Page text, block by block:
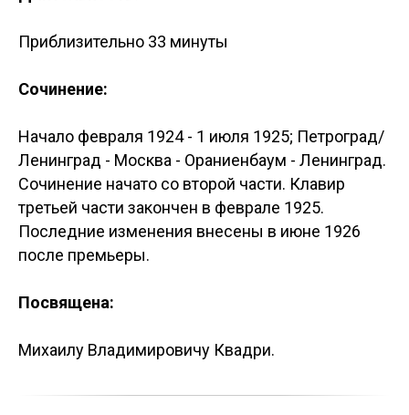
Приблизительно 33 минуты
Сочинение:
Начало февраля 1924 - 1 июля 1925; Петроград/
Ленинград - Москва - Ораниенбаум - Ленинград.
Сочинение начато со второй части. Клавир
третьей части закончен в феврале 1925.
Последние изменения внесены в июне 1926
после премьеры.
Посвящена:
Михаилу Владимировичу Квадри.